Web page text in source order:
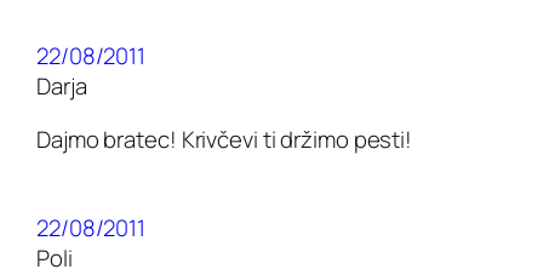
22/08/2011
Darja
Dajmo bratec! Krivčevi ti držimo pesti!
22/08/2011
Poli